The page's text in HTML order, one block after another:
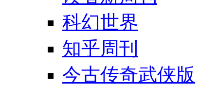
科幻世界
知乎周刊
今古传奇武侠版